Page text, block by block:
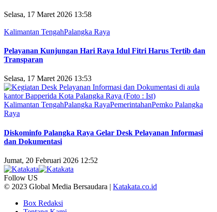
Selasa, 17 Maret 2026 13:58
Kalimantan TengahPalangka Raya
Pelayanan Kunjungan Hari Raya Idul Fitri Harus Tertib dan
Transparan
Selasa, 17 Maret 2026 13:53
Kalimantan TengahPalangka RayaPemerintahanPemko Palangka
Raya
Diskominfo Palangka Raya Gelar Desk Pelayanan Informasi
dan Dokumentasi
Jumat, 20 Februari 2026 12:52
Follow US
© 2023 Global Media Bersaudara | Katakata.co.id
Box Redaksi